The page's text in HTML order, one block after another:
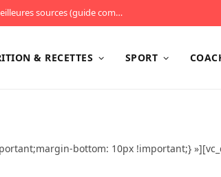
Les protéines : combien en manger, pourquoi, et les meilleures sources (guide complet)
& RECETTES SPORT
bottom: 10px !important;}